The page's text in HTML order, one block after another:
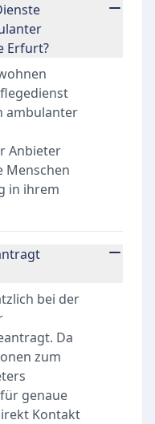
Erfurt?
ambulanter
Anbieter
in ihrem
bei der
Da
zum
genaue
Kontakt